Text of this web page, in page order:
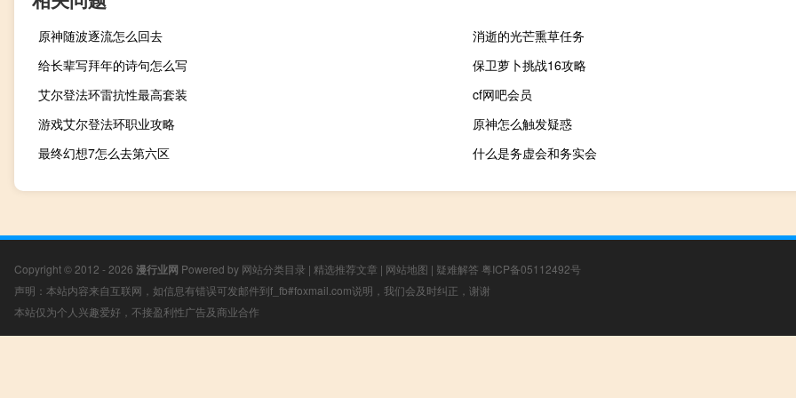
原神随波逐流怎么回去
消逝的光芒熏草任务
给长辈写拜年的诗句怎么写
保卫萝卜挑战16攻略
艾尔登法环雷抗性最高套装
cf网吧会员
游戏艾尔登法环职业攻略
原神怎么触发疑惑
最终幻想7怎么去第六区
什么是务虚会和务实会
Copyright © 2012 - 2026 漫行业网 Powered by 网站分类目录 | 精选推荐文章 | 网站地图 | 疑难解答 粤ICP备05112492号
声明：本站内容来自互联网，如信息有错误可发邮件到f_fb#foxmail.com说明，我们会及时纠正，谢谢
本站仅为个人兴趣爱好，不接盈利性广告及商业合作